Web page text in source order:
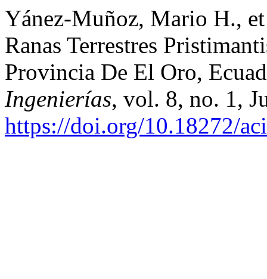
Yánez-Muñoz, Mario H., et
Ranas Terrestres
Provincia De El Oro,
Ingenierías, vol. 8, no. 1,
https://doi.org/10.18272/